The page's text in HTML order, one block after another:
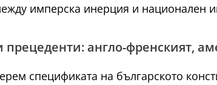
имперска инерция и национален
англо-френският,
спецификата на българското